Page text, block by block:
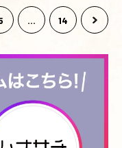
... 14